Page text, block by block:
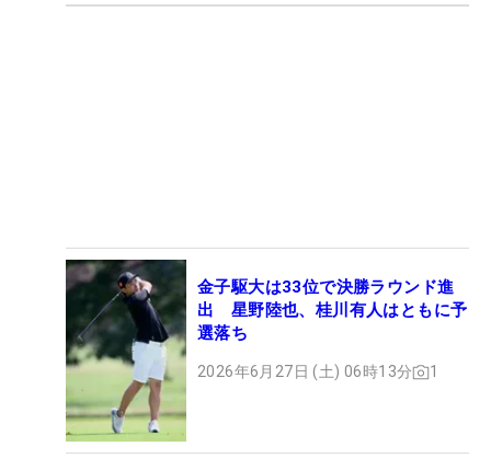
金子駆大は33位で決勝ラウンド進
出 星野陸也、桂川有人はともに予
選落ち
2026年6月27日 (土) 06時13分 1